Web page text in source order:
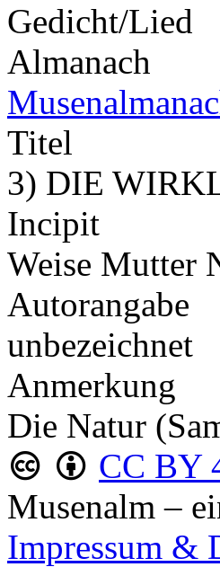
Gedicht/Lied
Almanach
Titel
3) DIE
Incipit
Weise Mutter
Autorangabe
unbezeichnet
Anmerkung
Die Natur
CC BY
Musenalm –
Impressum &